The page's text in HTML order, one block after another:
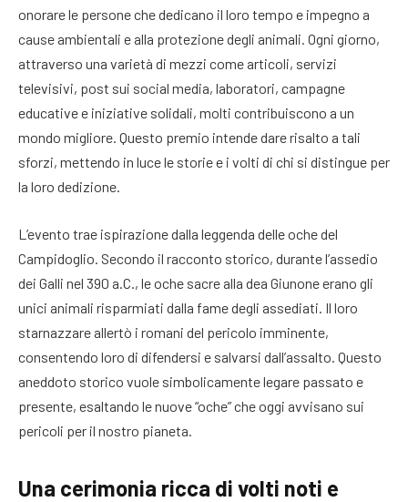
onorare le persone che dedicano il loro tempo e impegno a
cause ambientali e alla protezione degli animali. Ogni giorno,
attraverso una varietà di mezzi come articoli, servizi
televisivi, post sui social media, laboratori, campagne
educative e iniziative solidali, molti contribuiscono a un
mondo migliore. Questo premio intende dare risalto a tali
sforzi, mettendo in luce le storie e i volti di chi si distingue per
la loro dedizione.
L’evento trae ispirazione dalla leggenda delle oche del
Campidoglio. Secondo il racconto storico, durante l’assedio
dei Galli nel 390 a.C., le oche sacre alla dea Giunone erano gli
unici animali risparmiati dalla fame degli assediati. Il loro
starnazzare allertò i romani del pericolo imminente,
consentendo loro di difendersi e salvarsi dall’assalto. Questo
aneddoto storico vuole simbolicamente legare passato e
presente, esaltando le nuove “oche” che oggi avvisano sui
pericoli per il nostro pianeta.
Una cerimonia ricca di volti noti e